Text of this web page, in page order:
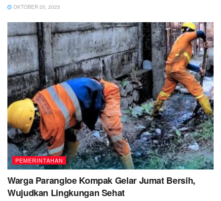
OKTOBER 25, 2025
PEMERINTAHAN
Warga Parangloe Kompak Gelar Jumat Bersih,
Wujudkan Lingkungan Sehat